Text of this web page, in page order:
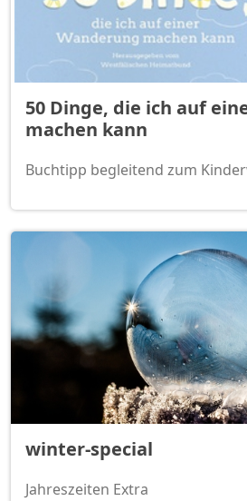
50 Dinge, die ich auf
machen kann
Buchtipp begleitend zum
winter-special
Jahreszeiten Extra